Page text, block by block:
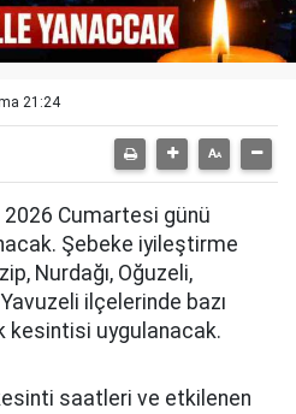
21:24
Cumartesi günü
Şebeke iyileştirme
Nurdağı, Oğuzeli,
ilçelerinde bazı
kesintisi uygulanacak.
saatleri ve etkilenen